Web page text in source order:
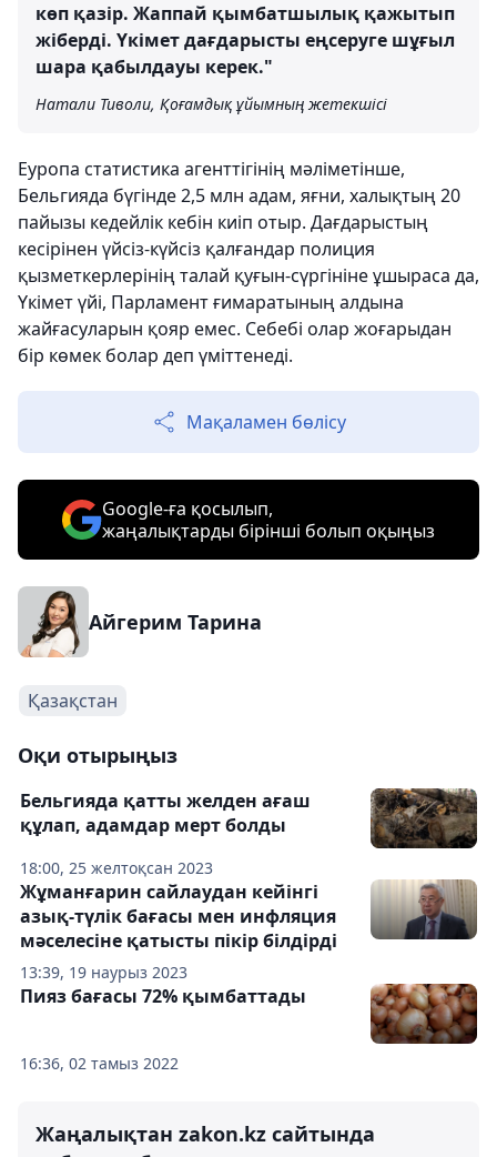
көп қазір. Жаппай қымбатшылық қажытып
жіберді. Үкімет дағдарысты еңсеруге шұғыл
шара қабылдауы керек."
Натали Тиволи, Қоғамдық ұйымның жетекшісі
Еуропа статистика агенттігінің мәліметінше,
Бельгияда бүгінде 2,5 млн адам, яғни, халықтың 20
пайызы кедейлік кебін киіп отыр. Дағдарыстың
кесірінен үйсіз-күйсіз қалғандар полиция
қызметкерлерінің талай қуғын-сүргініне ұшыраса да,
Үкімет үйі, Парламент ғимаратының алдына
жайғасуларын қояр емес. Себебі олар жоғарыдан
бір көмек болар деп үміттенеді.
Мақаламен бөлісу
Google-ға қосылып,
жаңалықтарды бірінші болып оқыңыз
Айгерим Тарина
Қазақстан
Оқи отырыңыз
18:00, 25 желтоқсан 2023
Бельгияда қатты желден ағаш
құлап, адамдар мерт болды
13:39, 19 наурыз 2023
Жұманғарин сайлаудан кейінгі
азық-түлік бағасы мен инфляция
мәселесіне қатысты пікір білдірді
16:36, 02 тамыз 2022
Пияз бағасы 72% қымбаттады
Жаңалықтан zakon.kz сайтында